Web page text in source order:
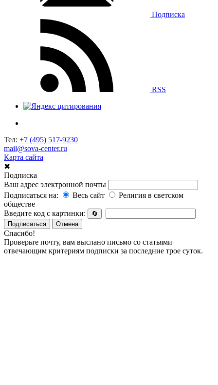
Подписка
RSS
Тел: +7 (495) 517-9230
mail@sova-center.ru
Карта сайта
✖
Подписка
Ваш адрес электронной почты
Подписаться на:
Весь сайт
Религия в светском
обществе
Введите код с картинки:
🔄
Подписаться
Отмена
Спасибо!
Проверьте почту, вам выслано письмо со статьями
отвечающим критериям подписки за последние трое суток.